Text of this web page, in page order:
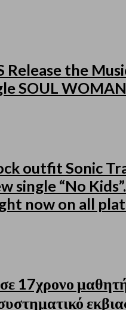
Release the
SOUL WOMAN
outfit Sonic
single “No Kids”.
now on all
17χρονο